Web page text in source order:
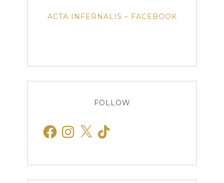
ACTA INFERNALIS – FACEBOOK
FOLLOW
FacebookInstagram
X TikTok